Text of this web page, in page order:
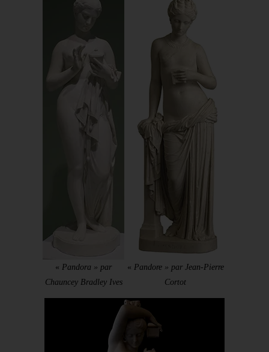
« Pandora » par
Chauncey Bradley Ives
« Pandore » par Jean-Pierre
Cortot